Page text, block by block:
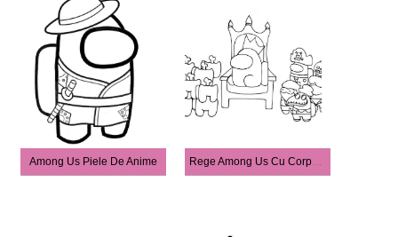
Among Us Piele De Anime Rege Among Us Cu Corpse și Importer